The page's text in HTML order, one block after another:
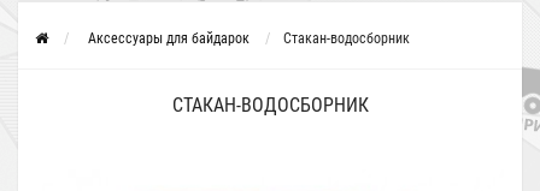
Аксессуары для байдарок Стакан-водосборник
СТАКАН-ВОДОСБОРНИК